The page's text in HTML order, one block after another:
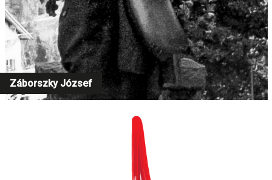
Záborszky József